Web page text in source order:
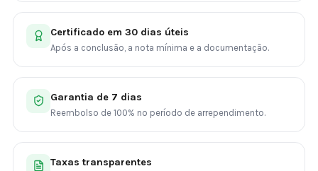
Certificado em 30 dias úteis
Após a conclusão, a nota mínima e a documentação.
Garantia de 7 dias
Reembolso de 100% no período de arrependimento.
Taxas transparentes